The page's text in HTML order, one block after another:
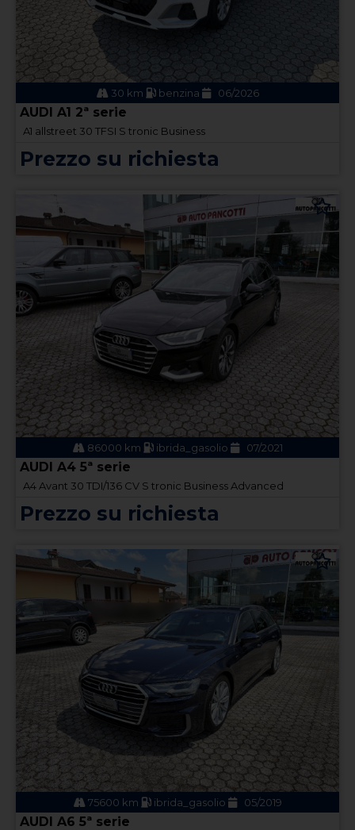
30 km benzina 06/2026
AUDI A1 2ª serie
A1 allstreet 30 TFSI S tronic Business
Prezzo su richiesta
86000 km ibrida_gasolio 07/2021
AUDI A4 5ª serie
A4 Avant 30 TDI/136 CV S tronic Business Advanced
Prezzo su richiesta
75600 km ibrida_gasolio 05/2019
AUDI A6 5ª serie